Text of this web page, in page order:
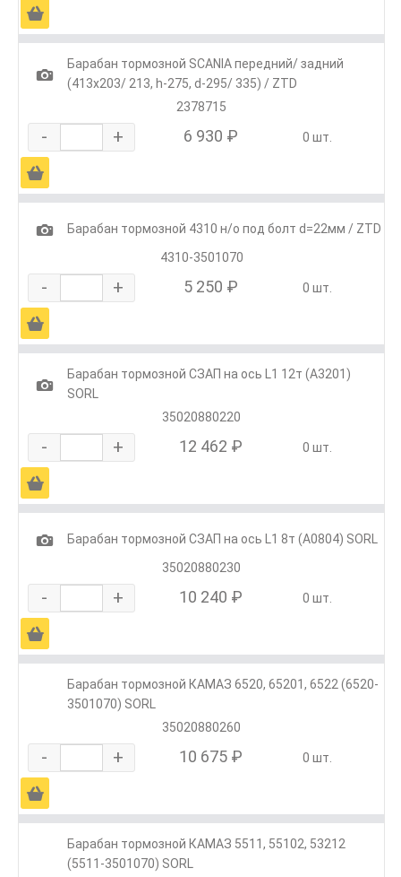
Ä
1
Барабан тормозной SCANIA передний/ задний
(413x203/ 213, h-275, d-295/ 335) / ZTD
2378715
- + 6 930 ₽ 0 шт.
Ä
1
Барабан тормозной 4310 н/о под болт d=22мм / ZTD
4310-3501070
- + 5 250 ₽ 0 шт.
Ä
1
Барабан тормозной СЗАП на ось L1 12т (А3201)
SORL
35020880220
- + 12 462 ₽ 0 шт.
Ä
1
Барабан тормозной СЗАП на ось L1 8т (А0804) SORL
35020880230
- + 10 240 ₽ 0 шт.
Ä
Барабан тормозной КАМАЗ 6520, 65201, 6522 (6520-
3501070) SORL
35020880260
- + 10 675 ₽ 0 шт.
Ä
Барабан тормозной КАМАЗ 5511, 55102, 53212
(5511-3501070) SORL